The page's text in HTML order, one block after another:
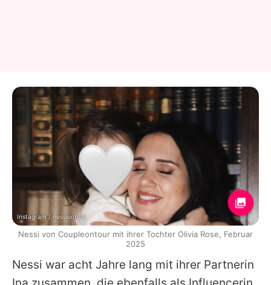
Nessi war acht Jahre lang mit ihrer Partnerin
Instagram / nessiontour
Nessi von Coupleontour mit ihrer Tochter Olivia Rose, Februar
2025